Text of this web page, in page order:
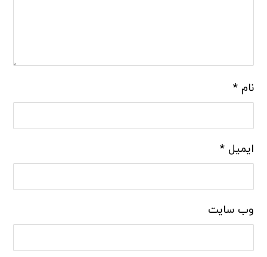
نام*
ایمیل*
وب‌ سایت